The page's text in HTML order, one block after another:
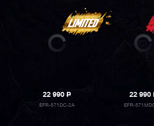
22 990P
EFR-571DC-2A
22 990
EFR-